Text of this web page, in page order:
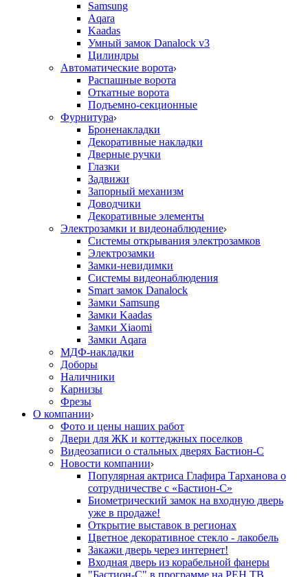
Samsung
Aqara
Kaadas
Умный замок Danalock v3
Цилиндры
Автоматические ворота
Распашные ворота
Откатные ворота
Подъемно-секционные
Фурнитура
Броненакладки
Декоративные накладки
Дверные ручки
Глазки
Задвижи
Запорный механизм
Доводчики
Декоративные элементы
Электрозамки и видеонаблюдение
Системы открывания электрозамков
Электрозамки
Замки-невидимки
Системы видеонаблюдения
Smart замок Danalock
Замки Samsung
Замки Kaadas
Замки Xiaomi
Замки Aqara
МДФ-накладки
Доборы
Наличники
Карнизы
Фрезы
О компании
Фото и цены наших работ
Двери для ЖК и коттеджных поселков
Видеозаписи о стальных дверях Бастион-С
Новости компании
Популярная актриса Глафира Тарханова о
сотрудничестве с «Бастион-С»
Биометрический замок на входную дверь
уже в продаже!
Открытие выставок в регионах
Цветное декоративное стекло - лакобель
Закажи дверь через интернет!
Входная дверь из корабельной фанеры
"Бастион-С" в программе на РЕН ТВ